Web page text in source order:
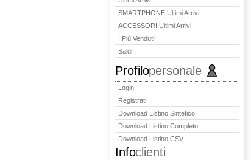
SMARTPHONE Ultimi Arrivi
ACCESSORI Ultimi Arrivi
I Più Venduti
Saldi
Profilopersonale
Login
Registrati
Download Listino Sintetico
Download Listino Completo
Download Listino CSV
Infoclienti